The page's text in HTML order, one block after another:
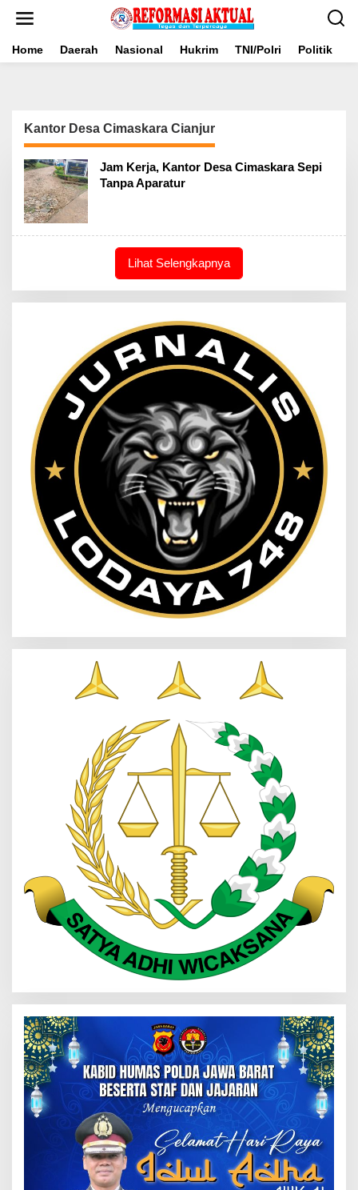
Home Daerah Nasional Hukrim TNI/Polri Politik
Kantor Desa Cimaskara Cianjur
Jam Kerja, Kantor Desa Cimaskara Sepi
Tanpa Aparatur
Lihat Selengkapnya